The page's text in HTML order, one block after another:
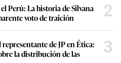
Perú: La historia de Silvana
voto de traición
2
de JP en Ética:
la distribución de las
3